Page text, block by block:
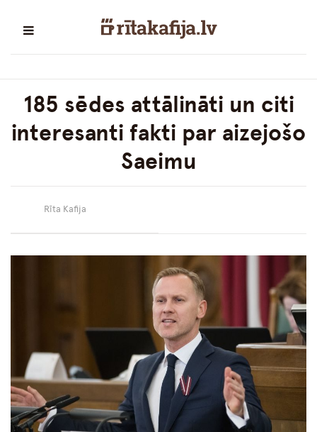
185 sēdes attālināti un citi
interesanti fakti par aizejošo
Saeimu
Rīta Kafija